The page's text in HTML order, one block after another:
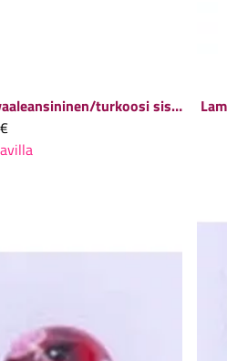
Lamppuhelmi kohokukkakuvio vaaleansininen/turkoosi sisus, 12x9x9 mm, 1 kpl